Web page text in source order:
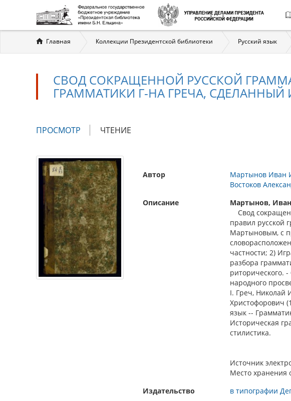
Вы
здесь
Главная Коллекции Президентской библиотеки Русский язык
СВОД СОКРАЩЕННОЙ РУССКОЙ
ГРАММАТИКИ Г-НА ГРЕЧА,
Главные
ПРОСМОТР (АКТИВНАЯ
ЧТЕНИЕ
Автор Мартынов Иван
Востоков
Описание
Мартынов,
Свод
правил русской
Мартыновым, с
частности; 2)
разбора
риторического.
народного
I. Греч, Николай
Христофорович
язык --
Историческая
стилистика.
Источник
Место хранения
Издательство
в типографии